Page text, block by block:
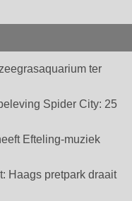
ter
Spider City: 25
Efteling-muziek
Haags pretpark draait